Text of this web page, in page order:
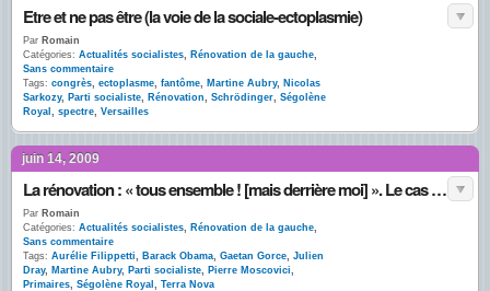
Etre et ne pas être (la voie de la sociale-ectoplasmie)
Par Romain
Catégories: Actualités socialistes, Rénovation de la gauche,
Sans commentaire
Tags: congrès, ectoplasme, fantôme, Martine Aubry, Nicolas
Sarkozy, Parti socialiste, Rénovation, Schrödinger, Ségolène
Royal , spectre, Versailles
juin 14, 2009
La rénovation : « tous ensemble ! [mais derrière moi] ». Le cas Moscovici.
Par Romain
Catégories: Actualités socialistes, Rénovation de la gauche,
Sans commentaire
Tags: Aurélie Filippetti, Barack Obama, Gaetan Gorce, Julien
Dray, Martine Aubry, Parti socialiste, Pierre Moscovici,
Primaires, Ségolène Royal , Terra Nova